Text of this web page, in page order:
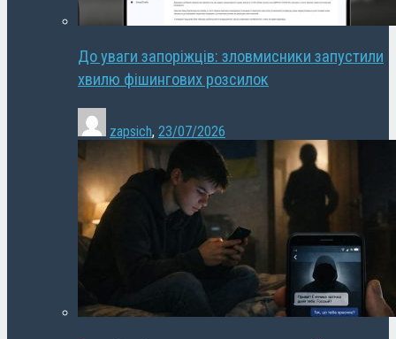
До уваги запоріжців: зловмисники запустили
хвилю фішингових розсилок
zapsich, 23/07/2026